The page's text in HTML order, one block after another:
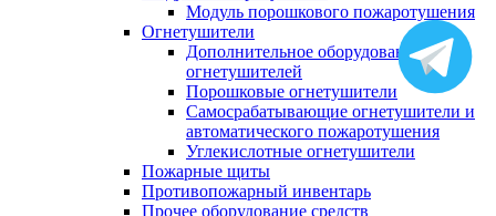
Модуль порошкового пожаротушения
Огнетушители
Дополнительное оборудование для
огнетушителей
Порошковые огнетушители
Самосрабатывающие огнетушители и
автоматического пожаротушения
Углекислотные огнетушители
Пожарные щиты
Противопожарный инвентарь
Прочее оборудование средств